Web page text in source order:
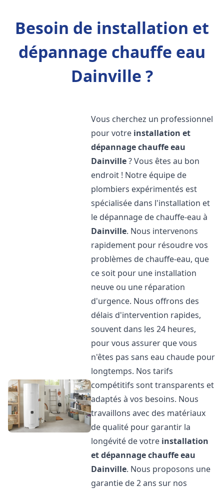
Besoin de installation et
dépannage chauffe eau
Dainville ?
Vous cherchez un professionnel
pour votre installation et
dépannage chauffe eau
Dainville? Vous êtes au bon
endroit ! Notre équipe de
plombiers expérimentés est
spécialisée dans l'installation et
le dépannage de chauffe-eau à
Dainville. Nous intervenons
rapidement pour résoudre vos
problèmes de chauffe-eau, que
ce soit pour une installation
neuve ou une réparation
d'urgence. Nous offrons des
délais d'intervention rapides,
souvent dans les 24 heures,
pour vous assurer que vous
n'êtes pas sans eau chaude pour
longtemps. Nos tarifs
compétitifs sont transparents et
adaptés à vos besoins. Nous
travaillons avec des matériaux
de qualité pour garantir la
longévité de votre installation
et dépannage chauffe eau
Dainville. Nous proposons une
garantie de 2 ans sur nos